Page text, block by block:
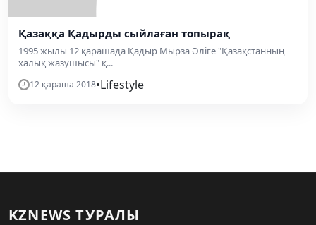
Қазаққа Қадырды сыйлаған топырақ
1995 жылы 12 қарашада Қадыр Мырза Әліге "Қазақстанның
халық жазушысы" қ...
12 қараша 2018•Lifestyle
KZNEWS ТУРАЛЫ